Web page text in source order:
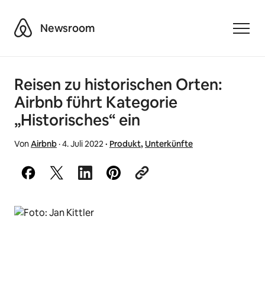
AirbnbNewsroom
Reisen zu historischen Orten:
Airbnb führt Kategorie
„Historisches“ ein
VonAirbnb·4. Juli 2022· Produkt,Unterkünfte